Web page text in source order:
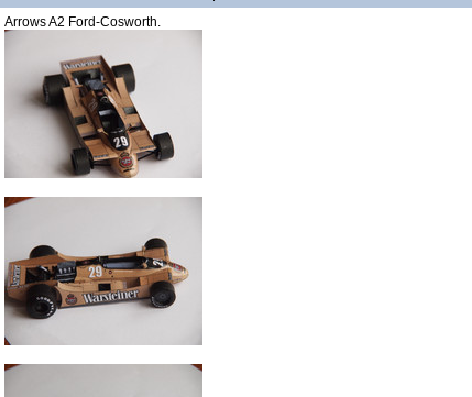
Arrows A2 Ford-Cosworth.